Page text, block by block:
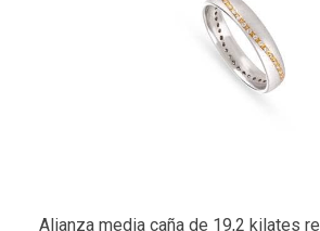
Alianza media caña de 19,2 kilates